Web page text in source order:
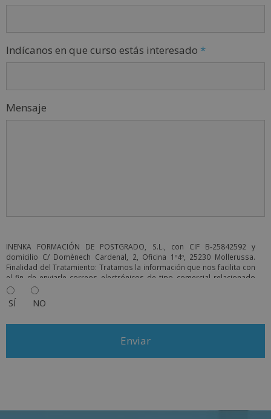
Indícanos en que curso estás interesado *
Mensaje
INENKA FORMACIÓN DE POSTGRADO, S.L., con CIF B-25842592 y
domicilio C/ Domènech Cardenal, 2, Oficina 1º4º, 25230 Mollerussa.
Finalidad del Tratamiento: Tratamos la información que nos facilita con
el fin de enviarle correos electrónicos de tipo comercial relacionado
con los productos ofrecidos y otros tipo de productos que fueran de
su interés. Legitimación del tratamiento: Consentimiento del
interesado. Derechos: Puede ejercitar sus derechos identificándose
información comercial (vía telefónica y/o email):
SÍ NO
t